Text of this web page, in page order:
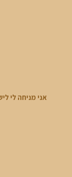
אני מניחה לי